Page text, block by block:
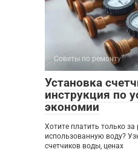
Советы по ремонту
Установка
инструкция по
экономии
Хотите платить только за
использованную воду?
счетчиков воды, ценах